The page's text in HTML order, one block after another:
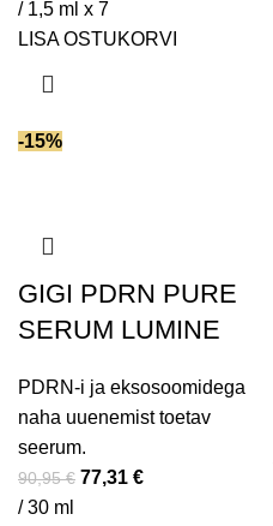
Kaoliin (5)
Kasvufaktorid (5)
Koensüüm Q10
Mandlihape (7)
Merevaikhape
Merivesi (8)
Mineraalpigmendid
Moringaõli (4)
Myrrh (mürriõli)
/ 1,5 ml x 7
LISA OSTUKORVI
-15%
GIGI PDRN PURE
SERUM LUMINE
PDRN-i ja eksosoomidega
naha uuenemist toetav
seerum.
90,95€ 77,31 €
/ 30 ml